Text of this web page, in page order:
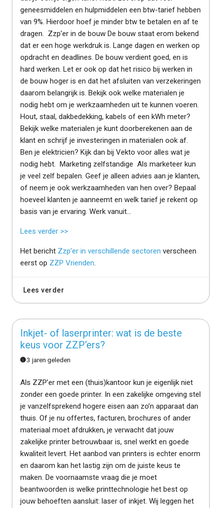
geneesmiddelen en hulpmiddelen een btw-tarief hebben
van 9%. Hierdoor hoef je minder btw te betalen en af te
dragen. Zzp’er in de bouw De bouw staat erom bekend
dat er een hoge werkdruk is. Lange dagen en werken op
opdracht en deadlines. De bouw verdient goed, en is
hard werken. Let er ook op dat het risico bij werken in
de bouw hoger is en dat het afsluiten van verzekeringen
daarom belangrijk is. Bekijk ook welke materialen je
nodig hebt om je werkzaamheden uit te kunnen voeren.
Hout, staal, dakbedekking, kabels of een kWh meter?
Bekijk welke materialen je kunt doorberekenen aan de
klant en schrijf je investeringen in materialen ook af.
Ben je elektricien? Kijk dan bij Vekto voor alles wat je
nodig hebt. Marketing zelfstandige Als marketeer kun
je veel zelf bepalen. Geef je alleen advies aan je klanten,
of neem je ook werkzaamheden van hen over? Bepaal
hoeveel klanten je aanneemt en welk tarief je rekent op
basis van je ervaring. Werk vanuit...
Lees verder >>
Het bericht Zzp’er in verschillende sectoren verscheen
eerst op ZZP Vrienden
Lees verder
Inkjet- of laserprinter: wat is de beste
keus voor ZZP‘ers?
3 jaren geleden
Als ZZP’er met een (thuis)kantoor kun je eigenlijk niet
zonder een goede printer. In een zakelijke omgeving stel
je vanzelfsprekend hogere eisen aan zo’n apparaat dan
thuis. Of je nu offertes, facturen, brochures of ander
materiaal moet afdrukken, je verwacht dat jouw
zakelijke printer betrouwbaar is, snel werkt en goede
kwaliteit levert. Het aanbod van printers is echter enorm
en daarom kan het lastig zijn om de juiste keus te
maken. De voornaamste vraag die je moet
beantwoorden is welke printtechnologie het best op
jouw behoeften aansluit: laser of inkjet. Wij leggen het